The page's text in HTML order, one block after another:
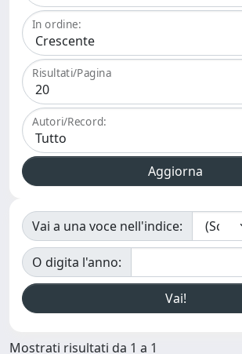
In ordine:
Risultati/Pagina
Autori/Record:
Vai a una voce nell'indice:
O digita l'anno:
Mostrati risultati da 1 a 1